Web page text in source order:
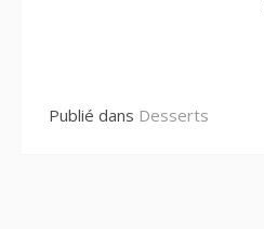
Publié dans Desserts